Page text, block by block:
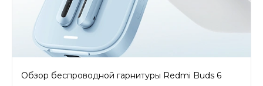
Обзор беспроводной гарнитуры Redmi Buds 6